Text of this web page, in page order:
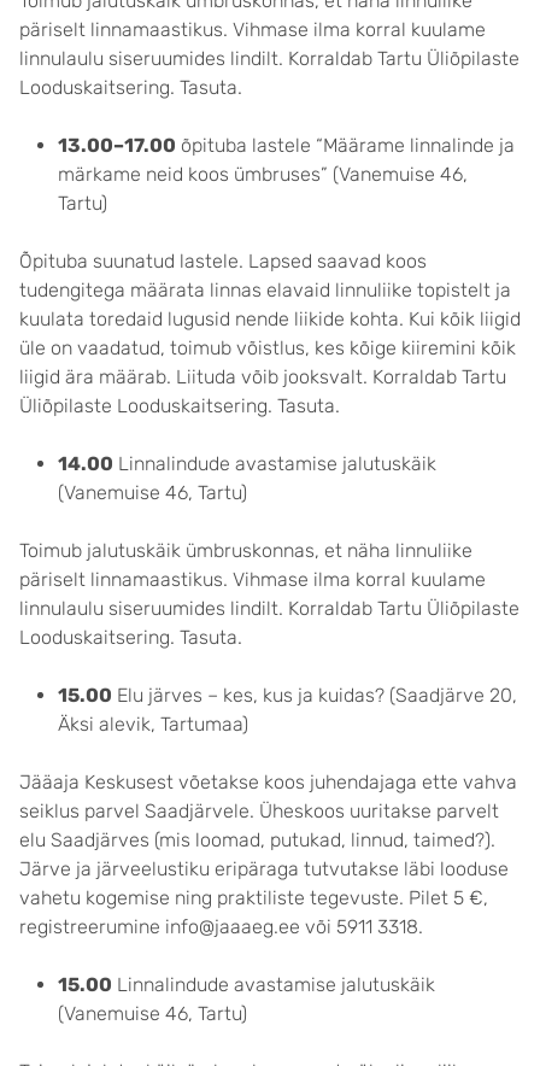
päriselt linnamaastikus. Vihmase ilma korral kuulame
linnulaulu siseruumides lindilt. Korraldab Tartu Üliõpilaste
Looduskaitsering. Tasuta.
13.00–17.00 õpituba lastele “Määrame linnalinde ja
märkame neid koos ümbruses” (Vanemuise 46,
Tartu)
Õpituba suunatud lastele. Lapsed saavad koos
tudengitega määrata linnas elavaid linnuliike topistelt ja
kuulata toredaid lugusid nende liikide kohta. Kui kõik liigid
üle on vaadatud, toimub võistlus, kes kõige kiiremini kõik
liigid ära määrab. Liituda võib jooksvalt. Korraldab Tartu
Üliõpilaste Looduskaitsering. Tasuta.
14.00 Linnalindude avastamise jalutuskäik
(Vanemuise 46, Tartu)
Toimub jalutuskäik ümbruskonnas, et näha linnuliike
päriselt linnamaastikus. Vihmase ilma korral kuulame
linnulaulu siseruumides lindilt. Korraldab Tartu Üliõpilaste
Looduskaitsering. Tasuta.
15.00 Elu järves – kes, kus ja kuidas? (Saadjärve 20,
Äksi alevik, Tartumaa)
Jääaja Keskusest võetakse koos juhendajaga ette vahva
seiklus parvel Saadjärvele. Üheskoos uuritakse parvelt
elu Saadjärves (mis loomad, putukad, linnud, taimed?).
Järve ja järveelustiku eripäraga tutvutakse läbi looduse
vahetu kogemise ning praktiliste tegevuste. Pilet 5 €,
registreerumine info@jaaaeg.ee või 5911 3318.
15.00 Linnalindude avastamise jalutuskäik
(Vanemuise 46, Tartu)